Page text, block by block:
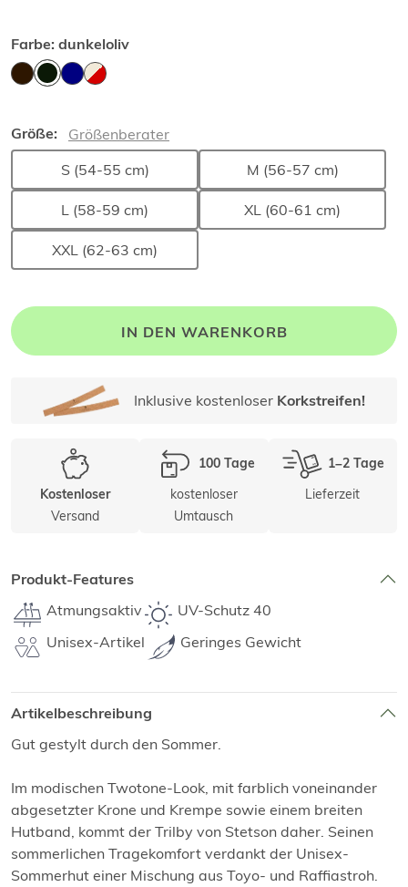
Farbe: dunkeloliv
Größe:
Größenberater
S (54-55 cm)
M (56-57 cm)
L (58-59 cm) XL (60-61 cm)
XXL (62-63 cm)
IN DEN WARENKORB
Inklusive kostenloser Korkstreifen!
Kostenloser
Versand
100 Tage
kostenloser
Umtausch
1–2 Tage
Lieferzeit
Produkt-Features
Atmungsaktiv
UV-Schutz 40
Unisex-Artikel
Geringes Gewicht
Artikelbeschreibung
Gut gestylt durch den Sommer.
Im modischen Twotone-Look, mit farblich voneinander
abgesetzter Krone und Krempe sowie einem breiten
Hutband, kommt der Trilby von Stetson daher. Seinen
sommerlichen Tragekomfort verdankt der Unisex-
Sommerhut einer Mischung aus Toyo- und Raffiastroh.